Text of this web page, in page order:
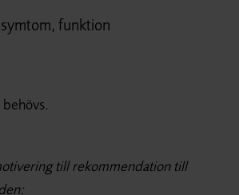
funktion
till rekommendation till